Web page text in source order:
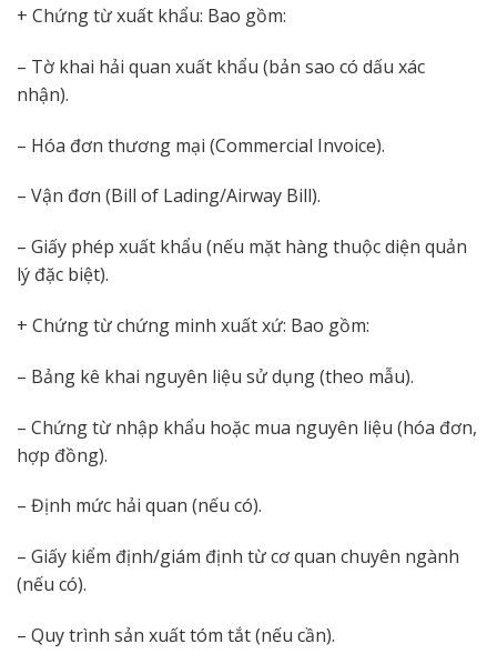
+ Chứng từ xuất khẩu: Bao gồm:
– Tờ khai hải quan xuất khẩu (bản sao có dấu xác
nhận).
– Hóa đơn thương mại (Commercial Invoice).
– Vận đơn (Bill of Lading/Airway Bill).
– Giấy phép xuất khẩu (nếu mặt hàng thuộc diện quản
lý đặc biệt).
+ Chứng từ chứng minh xuất xứ: Bao gồm:
– Bảng kê khai nguyên liệu sử dụng (theo mẫu).
– Chứng từ nhập khẩu hoặc mua nguyên liệu (hóa đơn,
hợp đồng).
– Định mức hải quan (nếu có).
– Giấy kiểm định/giám định từ cơ quan chuyên ngành
(nếu có).
– Quy trình sản xuất tóm tắt (nếu cần).